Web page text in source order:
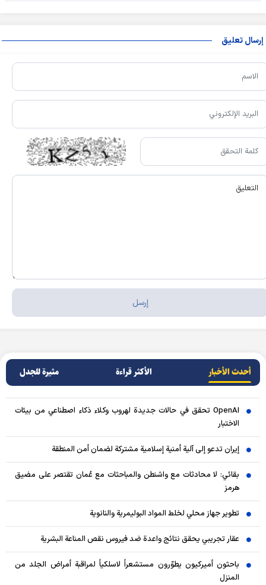
إرسال تعليق
أحدث الأخبار الأکثر قراءة مثيرة للجدل
OpenAI تحقق في حالات جديدة لهروب وكلاء ذكاء اصطناعي من بيئات
الاختبار
إيران تدعو إلى آلية أمنية إسلامية مشتركة لضمان أمن المنطقة
بقائي: لا محادثات مع واشنطن والمباحثات مع عُمان تقتصر على مضيق
هرمز
تطوير جهاز محلي لخلط المواد البوليمرية والنانوية
عقار تجريبي يحقق نتائج واعدة ضد فيروس نقص المناعة البشرية
باحثون أميركيون يطوّرون مستشعراً لاسلكياً لمراقبة أمراض الجلد من
المنزل